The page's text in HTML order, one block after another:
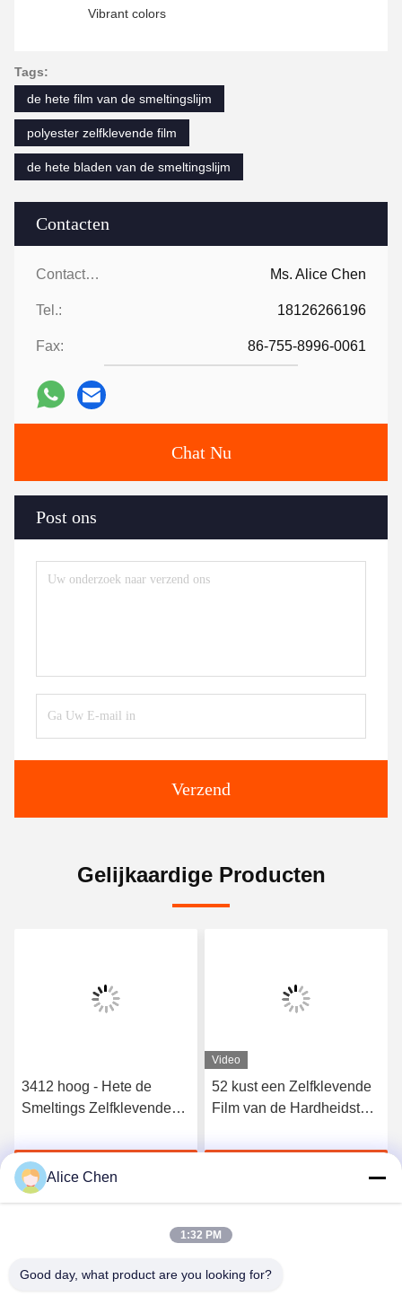
Contacten
Contacten: Ms. Alice Chen
Tel.: 18126266196
Fax: 86-755-8996-0061
Chat Nu
Post ons
Verzend
Vibrant colors
Tags:
de hete film van de smeltingslijm
polyester zelfklevende film
de hete bladen van de smeltingslijm
Gelijkaardige Producten
3412 hoog - Hete de
Smeltings Zelfklevende
Elastische Polyurethaan
Krijg Beste Prijs
Video
52 kust een Zelfklevende
Film van de Hardheidstpu
Naadloos Ondergoed
Alice Chen
1:32 PM
Good day, what product are you looking for?